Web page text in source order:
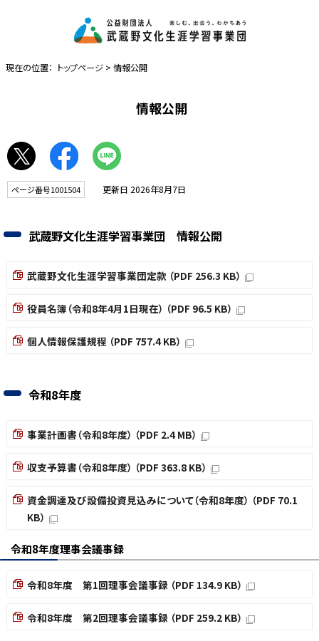
現在の位置： トップページ > 情報公開
情報公開
ページ番号1001504 更新日 2026年8月7日
武蔵野文化生涯学習事業団 情報公開
武蔵野文化生涯学習事業団定款 （PDF 256.3 KB）
役員名簿（令和8年4月1日現在） （PDF 96.5 KB）
個人情報保護規程 （PDF 757.4 KB）
令和8年度
事業計画書（令和8年度） （PDF 2.4 MB）
収支予算書（令和8年度） （PDF 363.8 KB）
資金調達及び設備投資見込みについて（令和8年度） （PDF 70.1
KB）
令和8年度理事会議事録
令和8年度 第1回理事会議事録 （PDF 134.9 KB）
令和8年度 第2回理事会議事録 （PDF 259.2 KB）